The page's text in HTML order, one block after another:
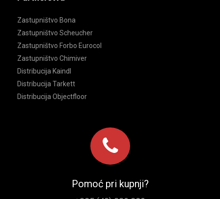
Zastupništvo Bona
Zastupništvo Scheucher
Zastupništvo Forbo Eurocol
Zastupništvo Chimiver
Distribucija Kaindl
Distribucija Tarkett
Distribucija Objectfloor
Pomoć pri kupnji?